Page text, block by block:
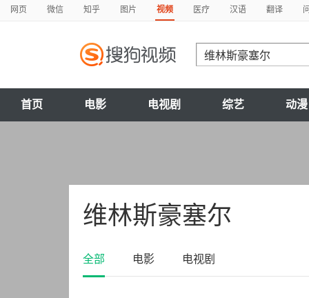
网页 微信 知乎 图片 视频 医疗 汉语 翻译
首页 电影 电视剧 综艺 动漫
维林斯豪塞尔
全部 电影 电视剧